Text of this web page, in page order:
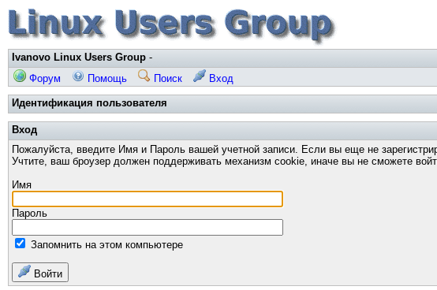
Ivanovo Linux Users Group -
Форум
Помощь Поиск Вход
Идентификация пользователя
Вход
Пожалуйста, введите Имя и Пароль вашей учетной записи. Если вы еще не
Учтите, ваш броузер должен поддерживать механизм cookie, иначе вы не сможете
Имя
Пароль
Запомнить на этом компьютере
Войти